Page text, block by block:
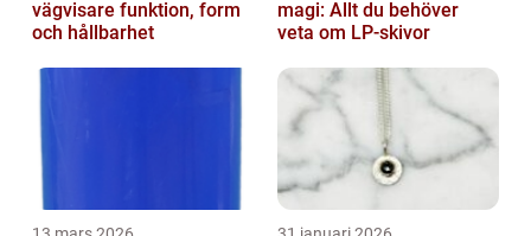
vägvisare funktion, form
och hållbarhet
magi: Allt du behöver
veta om LP-skivor